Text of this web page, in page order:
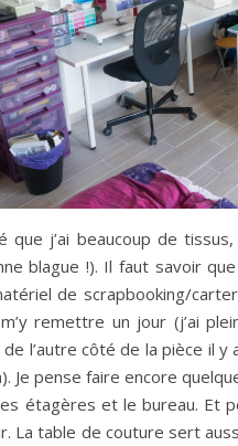
que j’ai beaucoup de
blague !). Il faut savoir
de scrapbooking/
remettre un jour (j’ai
de l’autre côté de la pièce il
Je pense faire encore
étagères et le bureau. Et
La table de couture sert